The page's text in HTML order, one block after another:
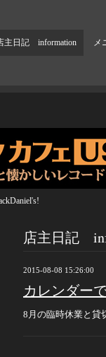
主日記 information メ
店主日記
2015-08-08 15:26:00
カレンダー
8月の臨時休業と貸